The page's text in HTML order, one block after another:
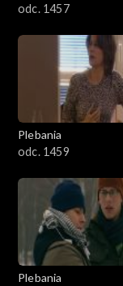
odc. 1457
Plebania
odc. 1459
Plebania